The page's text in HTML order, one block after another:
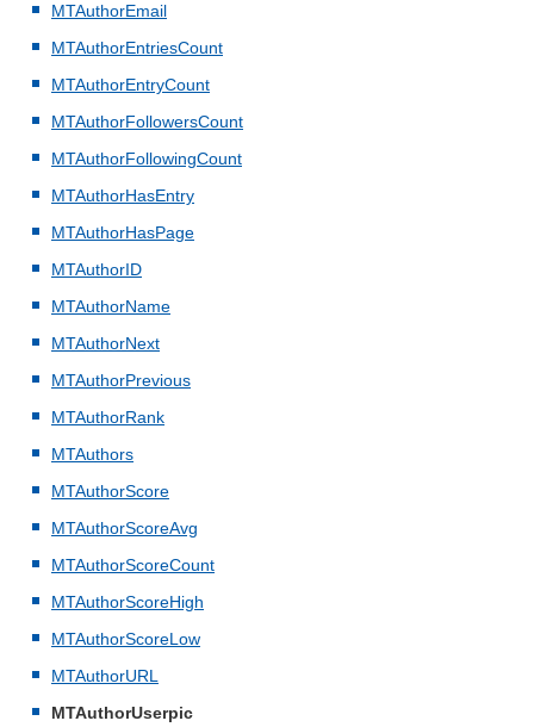
MTAuthorEmail
MTAuthorEntriesCount
MTAuthorEntryCount
MTAuthorFollowersCount
MTAuthorFollowingCount
MTAuthorHasEntry
MTAuthorHasPage
MTAuthorID
MTAuthorName
MTAuthorNext
MTAuthorPrevious
MTAuthorRank
MTAuthors
MTAuthorScore
MTAuthorScoreAvg
MTAuthorScoreCount
MTAuthorScoreHigh
MTAuthorScoreLow
MTAuthorURL
MTAuthorUserpic